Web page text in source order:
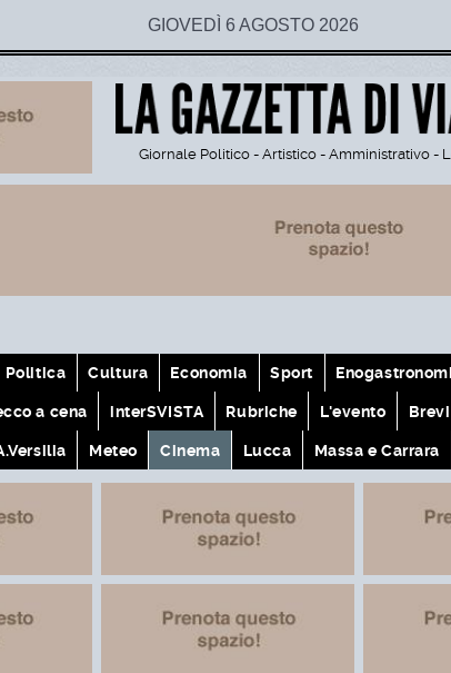
GIOVEDÌ 6 AGOSTO 2026
Giornale Politico - Artistico - Amministrativo -
Politica Cultura Economia Sport
a cena interSVISTA Rubriche L'evento Brevi
Meteo Cinema Lucca Massa e Carrara